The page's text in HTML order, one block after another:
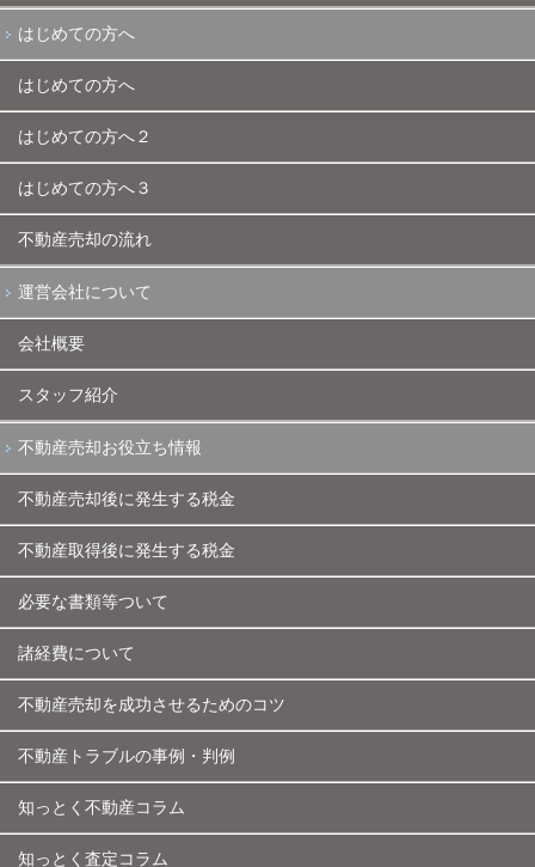
はじめての方へ
はじめての方へ
はじめての方へ２
はじめての方へ３
不動産売却の流れ
運営会社について
会社概要
スタッフ紹介
不動産売却お役立ち情報
不動産売却後に発生する税金
不動産取得後に発生する税金
必要な書類等ついて
諸経費について
不動産売却を成功させるためのコツ
不動産トラブルの事例・判例
知っとく不動産コラム
知っとく査定コラム